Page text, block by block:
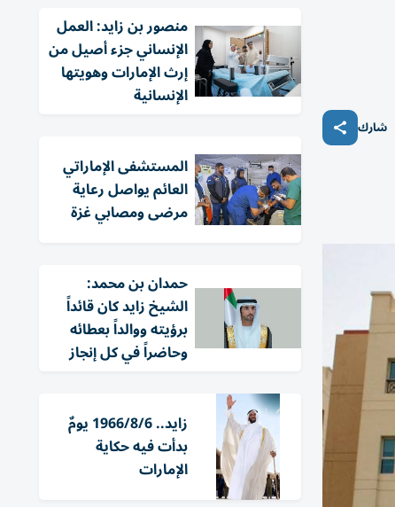
شارك
منصور بن زايد: العمل
الإنساني جزء أصيل من
إرث الإمارات وهويتها
الإنسانية
المستشفى الإماراتي
العائم يواصل رعاية
مرضى ومصابي غزة
حمدان بن محمد:
الشيخ زايد كان قائداً
برؤيته ووالداً بعطائه
وحاضراً في كل إنجاز
زايد.. 1966/8/6 يومٌ
بدأت فيه حكاية
الإمارات